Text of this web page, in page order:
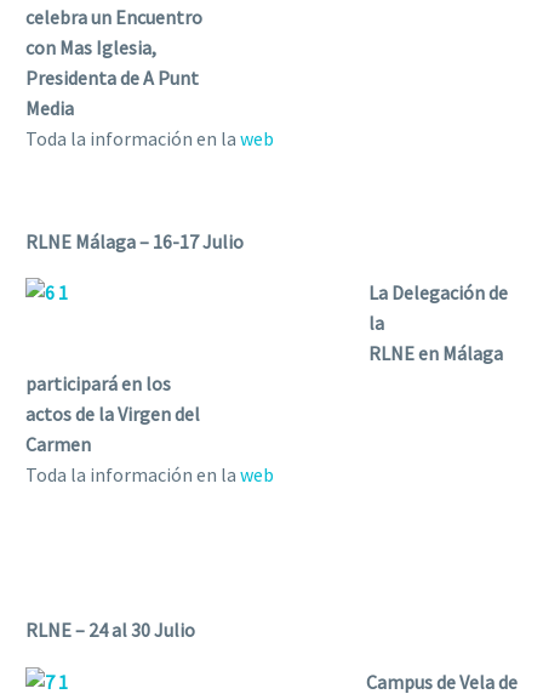
celebra un Encuentro
con Mas Iglesia,
Presidenta de A Punt
Media
Toda la información en la web
RLNE Málaga – 16-17 Julio
La Delegación de
la
RLNE en Málaga
participará en los
actos de la Virgen del
Carmen
Toda la información en la web
RLNE – 24 al 30 Julio
Campus de Vela de